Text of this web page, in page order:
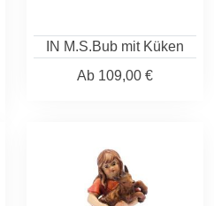
IN M.S.Bub mit Küken
Ab 109,00 €